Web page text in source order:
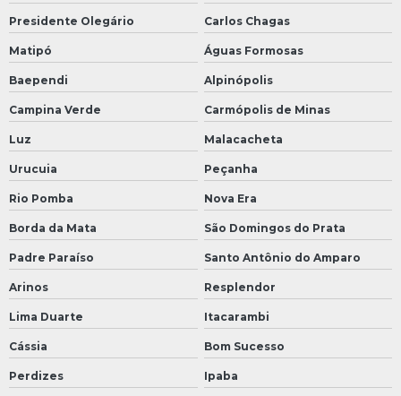
Presidente Olegário Carlos Chagas
Matipó Águas Formosas
Baependi Alpinópolis
Campina Verde Carmópolis de Minas
Luz Malacacheta
Urucuia Peçanha
Rio Pomba Nova Era
Borda da Mata São Domingos do Prata
Padre Paraíso Santo Antônio do Amparo
Arinos Resplendor
Lima Duarte Itacarambi
Cássia Bom Sucesso
Perdizes Ipaba